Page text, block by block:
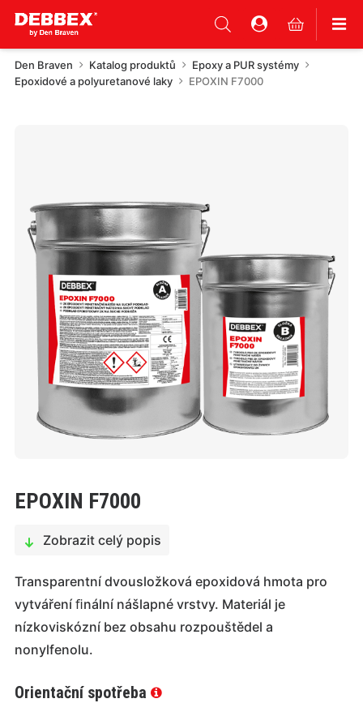
Den Braven Katalog produktů
Epoxy a PUR systémy
Epoxidové a polyuretanové laky
EPOXIN F7000
EPOXIN F7000
Zobrazit celý popis
Transparentní dvousložková epoxidová hmota pro
vytváření ﬁnální nášlapné vrstvy. Materiál je
nízkoviskózní bez obsahu rozpouštědel a
nonylfenolu.
Orientační spotřeba